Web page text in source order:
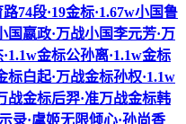
74段·19金标·1.67w小国鲁
国嬴政·万战小国李元芳·万
金标公孙离·1.1w金标
标白起·万战金标孙权·1.1w
战金标后羿·准万战金标韩
录·虞姬无限倾心·孙尚香